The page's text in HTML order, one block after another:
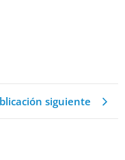
siguiente